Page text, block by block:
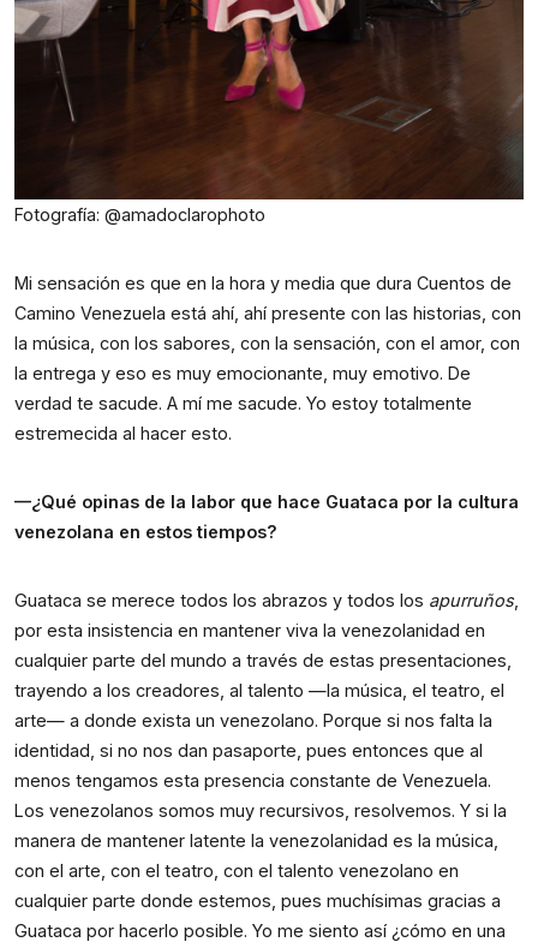
Fotografía: @amadoclarophoto
Mi sensación es que en la hora y media que dura Cuentos de
Camino Venezuela está ahí, ahí presente con las historias, con
la música, con los sabores, con la sensación, con el amor, con
la entrega y eso es muy emocionante, muy emotivo. De
verdad te sacude. A mí me sacude. Yo estoy totalmente
estremecida al hacer esto.
—¿Qué opinas de la labor que hace Guataca por la cultura
venezolana en estos tiempos?
Guataca se merece todos los abrazos y todos los apurruños,
por esta insistencia en mantener viva la venezolanidad en
cualquier parte del mundo a través de estas presentaciones,
trayendo a los creadores, al talento —la música, el teatro, el
arte— a donde exista un venezolano. Porque si nos falta la
identidad, si no nos dan pasaporte, pues entonces que al
menos tengamos esta presencia constante de Venezuela.
Los venezolanos somos muy recursivos, resolvemos. Y si la
manera de mantener latente la venezolanidad es la música,
con el arte, con el teatro, con el talento venezolano en
cualquier parte donde estemos, pues muchísimas gracias a
Guataca por hacerlo posible. Yo me siento así ¿cómo en una